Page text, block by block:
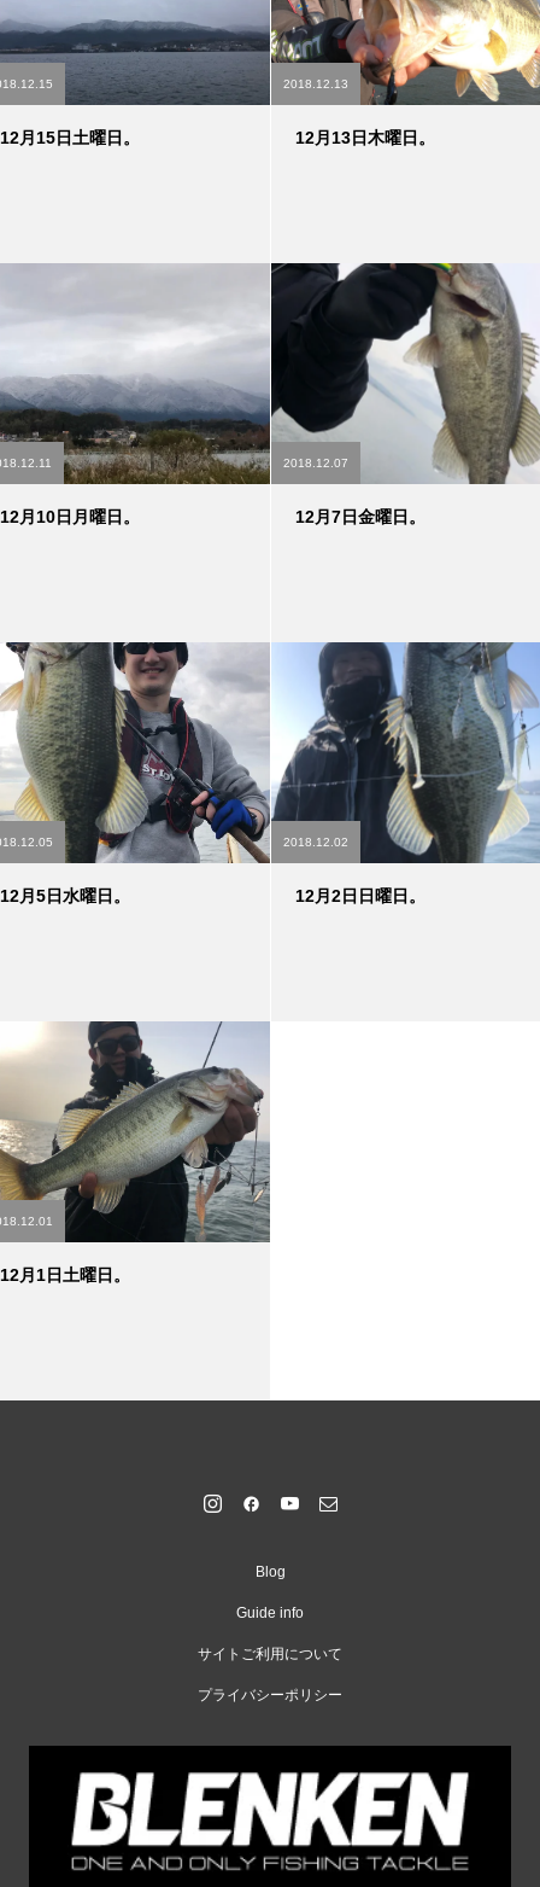
12月15日土曜日。
2018.12.13
12月13日木曜日。
12月10日月曜日。
2018.12.07
12月7日金曜日。
12月5日水曜日。
2018.12.02
12月2日日曜日。
12月1日土曜日。
Blog
Guide info
サイトご利用について
プライバシーポリシー